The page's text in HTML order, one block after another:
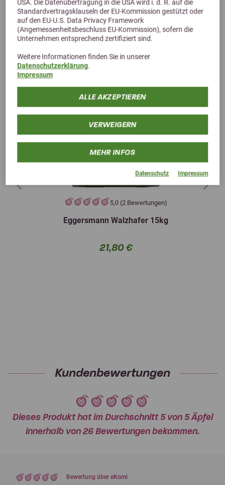
USA. Die Datenübertragung in die USA wird i. d. R. auf die
Standardvertragsklauseln der EU-Kommission gestützt oder
auf den EU-U.S. Data Privacy Framework
(Angemessenheitsbeschluss EU-Kommission), sofern die
Unternehmen entsprechend zertifiziert sind.
Weitere Informationen finden Sie in unserer
Datenschutzerklärung.
Impressum
ALLE AKZEPTIEREN
VERWEIGERN
MEHR INFOS
Datenschutz Impressum
5,0 (2 Bewertungen)
Eggersmann Walzhafer 15kg
21,80 €
Previous Next
Kundenbewertungen
Dieses Produkt hat im Durchschnitt 5 von 5 Äpfel
innerhalb von 26 Bewertungen bekommen.
Bewertung über eKomi